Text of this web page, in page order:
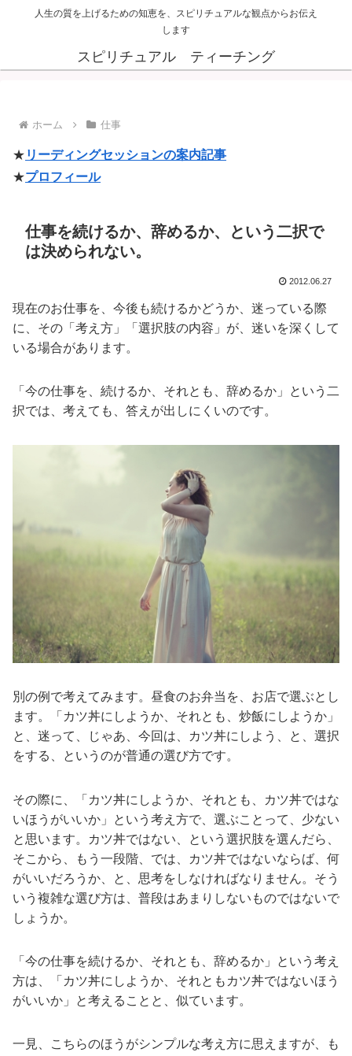
人生の質を上げるための知恵を、スピリチュアルな観点からお伝え
します
スピリチュアル ティーチング
ホーム 仕事
★ リーディングセッションの案内記事
★プロフィール
仕事を続けるか、辞めるか、という二択で
は決められない。
2012.06.27
現在のお仕事を、今後も続けるかどうか、迷っている際
に、その「考え方」「選択肢の内容」が、迷いを深くして
いる場合があります。
「今の仕事を、続けるか、それとも、辞めるか」という二
択では、考えても、答えが出しにくいのです。
別の例で考えてみます。昼食のお弁当を、お店で選ぶとし
ます。「カツ丼にしようか、それとも、炒飯にしようか」
と、迷って、じゃあ、今回は、カツ丼にしよう、と、選択
をする、というのが普通の選び方です。
その際に、「カツ丼にしようか、それとも、カツ丼ではな
いほうがいいか」という考え方で、選ぶことって、少ない
と思います。カツ丼ではない、という選択肢を選んだら、
そこから、もう一段階、では、カツ丼ではないならば、何
がいいだろうか、と、思考をしなければなりません。そう
いう複雑な選び方は、普段はあまりしないものではないで
しょうか。
「今の仕事を続けるか、それとも、辞めるか」という考え
方は、「カツ丼にしようか、それともカツ丼ではないほう
がいいか」と考えることと、似ています。
一見、こちらのほうがシンプルな考え方に思えますが、も